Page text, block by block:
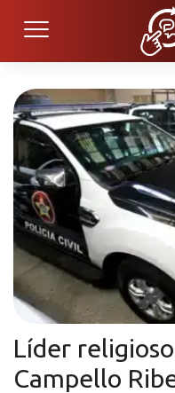
Líder
Campello